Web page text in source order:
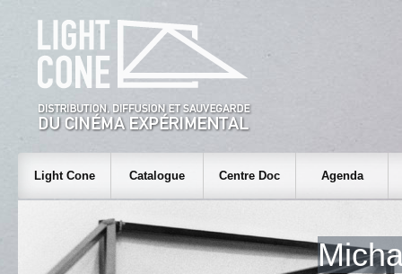
Light Cone Catalogue Centre Doc Agenda